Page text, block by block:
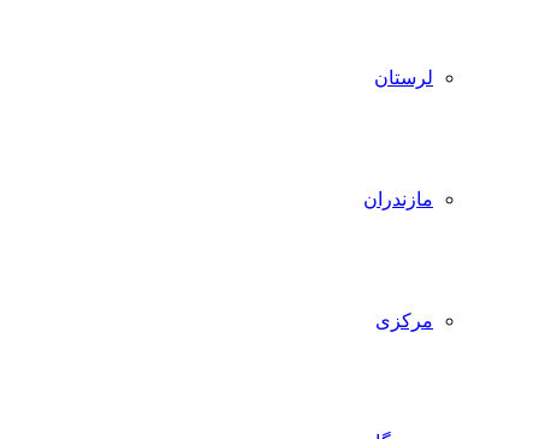
لرستان
مازندران
مرکزی